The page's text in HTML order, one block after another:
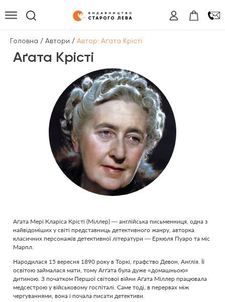
Головна / Автори / Автор: Аґата Крісті
Аґата Крісті
Аґата Мері Кларіса Крісті (Міллер) — англійська письменниця, одна з
найвідоміших у світі представниць детективного жанру, авторка
класичних персонажів детективної літератури — Еркюля Пуаро та міс
Марпл.
Народилася 15 вересня 1890 року в Торкі, графство Девон, Англія. Її
освітою займалася мати, тому Агґата була дуже «домашньою»
дитиною. З початком Першої світової війни Аґата Міллер працювала
медсестрою у військовому госпіталі. Саме тоді, в перервах між
чергуваннями, вона і почала писати детективи.